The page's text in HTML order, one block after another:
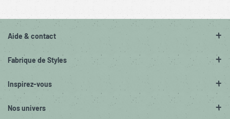
Aide & contact
Fabrique de Styles
Inspirez-vous
Nos univers